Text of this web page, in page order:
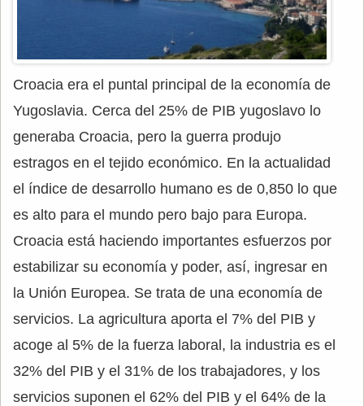
Croacia era el puntal principal de la economía de
Yugoslavia. Cerca del 25% de PIB yugoslavo lo
generaba Croacia, pero la guerra produjo
estragos en el tejido económico. En la actualidad
el índice de desarrollo humano es de 0,850 lo que
es alto para el mundo pero bajo para Europa.
Croacia está haciendo importantes esfuerzos por
estabilizar su economía y poder, así, ingresar en
la Unión Europea. Se trata de una economía de
servicios. La agricultura aporta el 7% del PIB y
acoge al 5% de la fuerza laboral, la industria es el
32% del PIB y el 31% de los trabajadores, y los
servicios suponen el 62% del PIB y el 64% de la